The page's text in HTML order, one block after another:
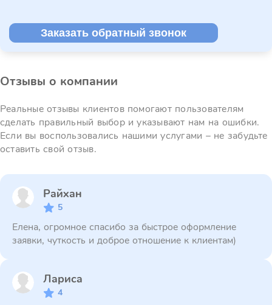
Заказать обратный звонок
Отзывы о компании
Реальные отзывы клиентов помогают пользователям
сделать правильный выбор и указывают нам на ошибки.
Если вы воспользовались нашими услугами – не забудьте
оставить свой отзыв.
Райхан
5
Елена, огромное спасибо за быстрое оформление
заявки, чуткость и доброе отношение к клиентам)
Лариса
4